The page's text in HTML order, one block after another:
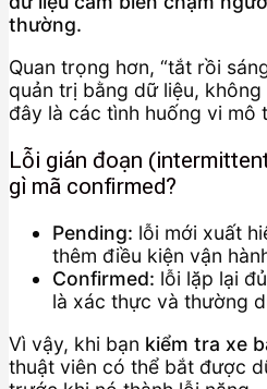
thường.
Quan trọng hơn, “tắt rồi
quản trị bằng dữ liệu,
đây là các tình huống vi mô
Lỗi gián đoạn
gì mã confirmed?
Pending: lỗi mới xuất
thêm điều kiện vận
Confirmed: lỗi lặp lại
là xác thực và thường
Vì vậy, khi bạn kiểm tra xe
thuật viên có thể bắt được